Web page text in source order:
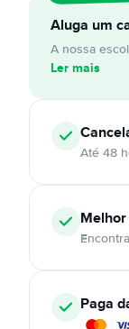
Aluga um
A nossa
Ler mais
Até 48
Paga